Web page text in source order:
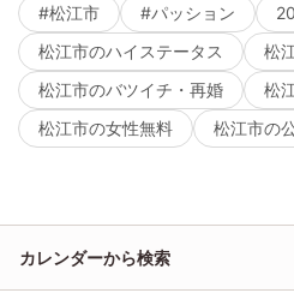
#松江市
#パッション
松江市のハイステータス
松
松江市のバツイチ・再婚
松
松江市の女性無料
松江市の
カレンダーから検索